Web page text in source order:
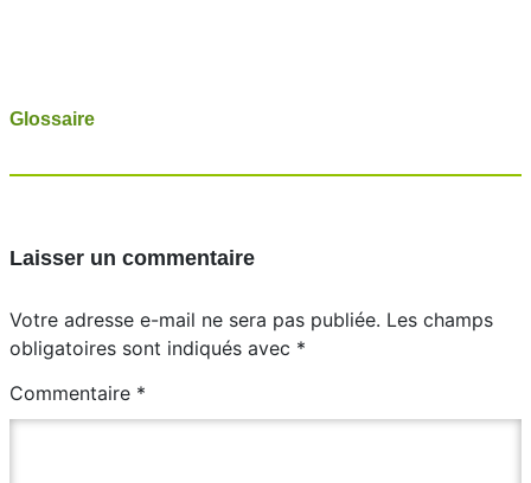
Glossaire
Laisser un commentaire
Votre adresse e-mail ne sera pas publiée. Les champs
obligatoires sont indiqués avec *
Commentaire *